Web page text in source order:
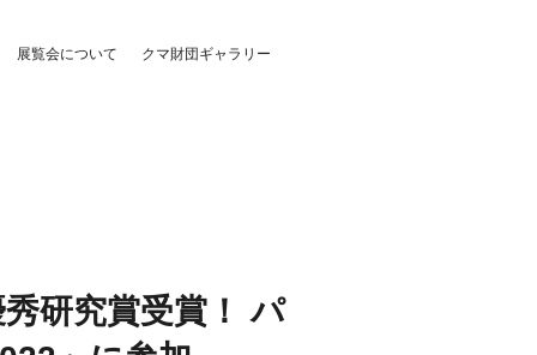
展覧会について クマ財団ギャラリー
研究賞受賞！ パ